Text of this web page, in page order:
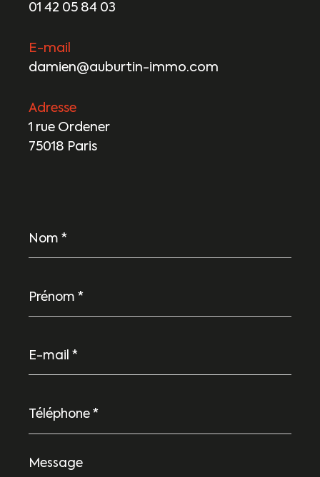
01 42 05 84 03
E-mail
damien@auburtin-immo.com
Adresse
1 rue Ordener
75018 Paris
*
*
mail
*
Message
*